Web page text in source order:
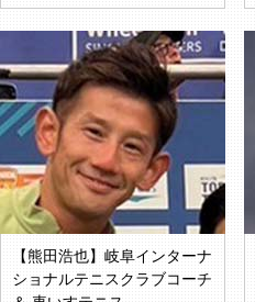
【熊田浩也】岐阜インターナ
ショナルテニスクラブコーチ